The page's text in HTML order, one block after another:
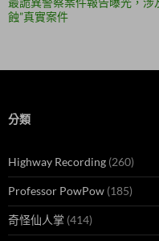
蝕”真實案件
分類
Highway Recording (260)
Professor PowPow (185)
奇怪仙人掌 (414)